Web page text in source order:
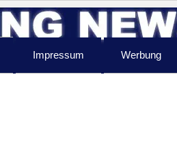
Impressum Werbung